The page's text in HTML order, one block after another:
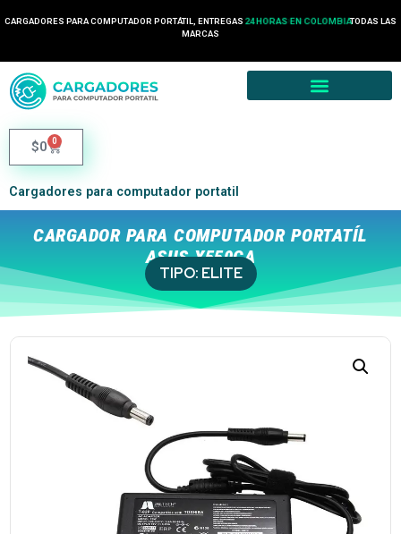
CARGADORES PARA COMPUTADOR PORTÁTIL, ENTREGAS 24 HORAS EN COLOMBIATODAS LAS
MARCAS
$0 0
Cargadores para computador portatil
CARGADOR PARA COMPUTADOR PORTATÍL
ASUS X550CA
TIPO: ELITE